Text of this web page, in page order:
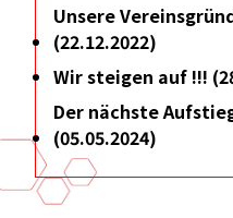
Unsere
(22.12.2022)
Wir steigen auf !!!
Der nächste
(05.05.2024)